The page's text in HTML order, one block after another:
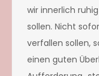
wir innerlich
sollen. Nicht
verfallen sollen,
einen guten